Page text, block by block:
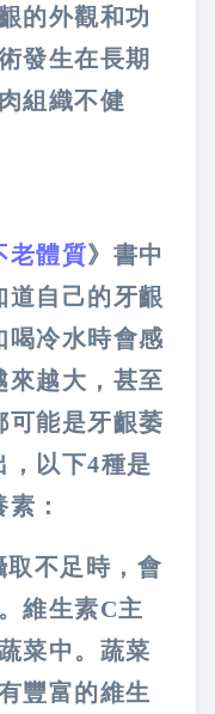
的外觀和功
發生在長期
組織不健
老體質》書中
道自己的牙齦
喝冷水時會感
來越大，甚至
可能是牙齦萎
，以下4種是
：
不足時，會
維生素C主
菜中。蔬菜
豐富的維生